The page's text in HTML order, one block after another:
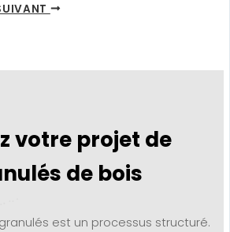
votre projet de
de bois
est un processus structuré.